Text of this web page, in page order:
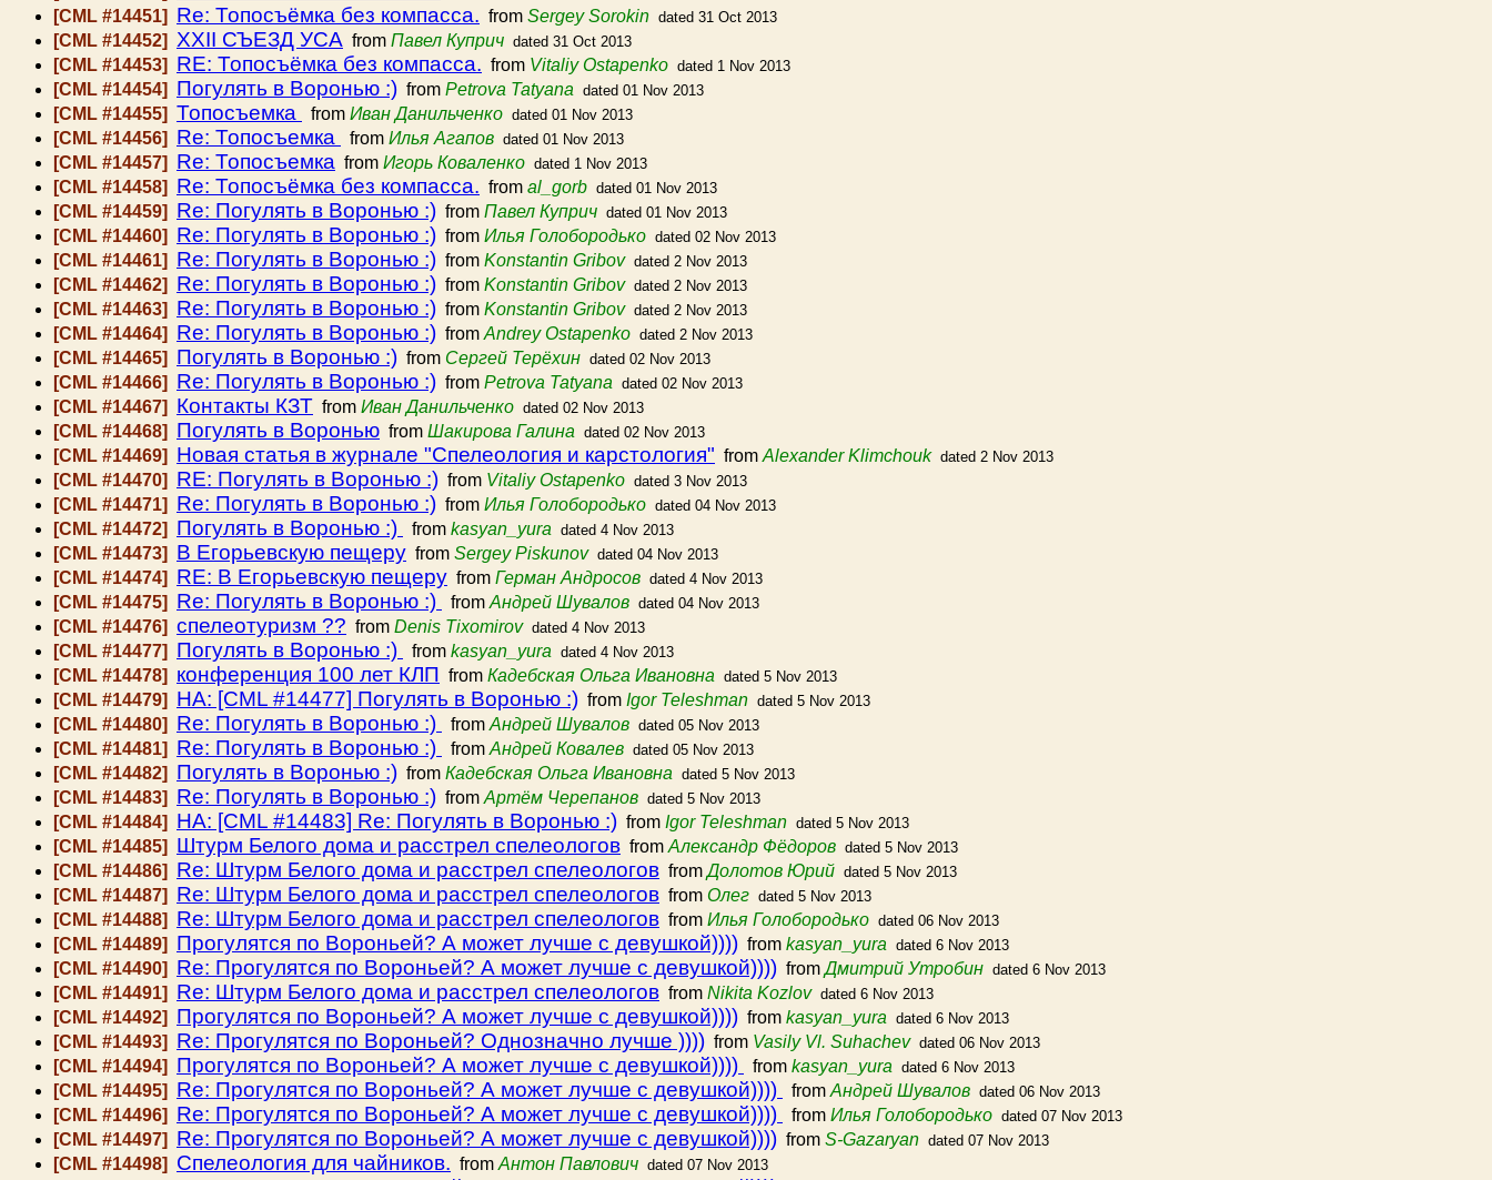
[CML #14451] Re: Топосъёмка без компасса. from Sergey Sorokin dated 31 Oct 2013
[CML #14452] ХХІІ СЪЕЗД УСА from Павел Куприч dated 31 Oct 2013
[CML #14453] RE: Топосъёмка без компасса. from Vitaliy Ostapenko dated 1 Nov 2013
[CML #14454] Погулять в Воронью :) from Petrova Tatyana dated 01 Nov 2013
[CML #14455] Топосъемка from Иван Данильченко dated 01 Nov 2013
[CML #14456] Re: Топосъемка from Илья Агапов dated 01 Nov 2013
[CML #14457] Re: Топосъемка from Игорь Коваленко dated 1 Nov 2013
[CML #14458] Re: Топосъёмка без компасса. from al_gorb dated 01 Nov 2013
[CML #14459] Re: Погулять в Воронью :) from Павел Куприч dated 01 Nov 2013
[CML #14460] Re: Погулять в Воронью :) from Илья Голобородько dated 02 Nov 2013
[CML #14461] Re: Погулять в Воронью :) from Konstantin Gribov dated 2 Nov 2013
[CML #14462] Re: Погулять в Воронью :) from Konstantin Gribov dated 2 Nov 2013
[CML #14463] Re: Погулять в Воронью :) from Konstantin Gribov dated 2 Nov 2013
[CML #14464] Re: Погулять в Воронью :) from Andrey Ostapenko dated 2 Nov 2013
[CML #14465] Погулять в Воронью :) from Сергей Терёхин dated 02 Nov 2013
[CML #14466] Re: Погулять в Воронью :) from Petrova Tatyana dated 02 Nov 2013
[CML #14467] Контакты КЗТ from Иван Данильченко dated 02 Nov 2013
[CML #14468] Погулять в Воронью from Шакирова Галина dated 02 Nov 2013
[CML #14469] Новая статья в журнале "Спелеология и карстология" from Alexander Klimchouk dated 2 Nov 2013
[CML #14470] RE: Погулять в Воронью :) from Vitaliy Ostapenko dated 3 Nov 2013
[CML #14471] Re: Погулять в Воронью :) from Илья Голобородько dated 04 Nov 2013
[CML #14472] Погулять в Воронью :) from kasyan_yura dated 4 Nov 2013
[CML #14473] В Егорьевскую пещеру from Sergey Piskunov dated 04 Nov 2013
[CML #14474] RE: В Егорьевскую пещеру from Герман Андросов dated 4 Nov 2013
[CML #14475] Re: Погулять в Воронью :) from Андрей Шувалов dated 04 Nov 2013
[CML #14476] спелеотуризм ?? from Denis Tixomirov dated 4 Nov 2013
[CML #14477] Погулять в Воронью :) from kasyan_yura dated 4 Nov 2013
[CML #14478] конференция 100 лет КЛП from Кадебская Ольга Ивановна dated 5 Nov 2013
[CML #14479] HA: [CML #14477] Погулять в Воронью :) from Igor Teleshman dated 5 Nov 2013
[CML #14480] Re: Погулять в Воронью :) from Андрей Шувалов dated 05 Nov 2013
[CML #14481] Re: Погулять в Воронью :) from Андрей Ковалев dated 05 Nov 2013
[CML #14482] Погулять в Воронью :) from Кадебская Ольга Ивановна dated 5 Nov 2013
[CML #14483] Re: Погулять в Воронью :) from Артём Черепанов dated 5 Nov 2013
[CML #14484] HA: [CML #14483] Re: Погулять в Воронью :) from Igor Teleshman dated 5 Nov 2013
[CML #14485] Штурм Белого дома и расстрел спелеологов from Александр Фёдоров dated 5 Nov 2013
[CML #14486] Re: Штурм Белого дома и расстрел спелеологов fromДолотов Юрий dated 5 Nov 2013
[CML #14487] Re: Штурм Белого дома и расстрел спелеологов from Олег dated 5 Nov 2013
[CML #14488] Re: Штурм Белого дома и расстрел спелеологов from Илья Голобородько dated 06 Nov 2013
[CML #14489] Прогулятся по Вороньей? А может лучше с девушкой)))) from kasyan_yura dated 6 Nov 2013
[CML #14490] Re: Прогулятся по Вороньей? А может лучше с девушкой)))) fromДмитрий Утробин dated 6 Nov 2013
[CML #14491] Re: Штурм Белого дома и расстрел спелеологов from Nikita Kozlov dated 6 Nov 2013
[CML #14492] Прогулятся по Вороньей? А может лучше с девушкой)))) from kasyan_yura dated 6 Nov 2013
[CML #14493] Re: Прогулятся по Вороньей? Однозначно лучше )))) from Vasily Vl. Suhachev dated 06 Nov 2013
[CML #14494] Прогулятся по Вороньей? А может лучше с девушкой)))) from kasyan_yura dated 6 Nov 2013
[CML #14495] Re: Прогулятся по Вороньей? А может лучше с девушкой)))) from Андрей Шувалов dated 06 Nov 2013
[CML #14496] Re: Прогулятся по Вороньей? А может лучше с девушкой)))) from Илья Голобородько dated 07 Nov 2013
[CML #14497] Re: Прогулятся по Вороньей? А может лучше с девушкой)))) from S-Gazaryan dated 07 Nov 2013
[CML #14498] Спелеология для чайников. from Антон Павлович dated 07 Nov 2013